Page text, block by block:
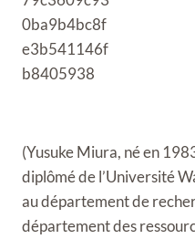
(Yusuke Miura, né en
diplômé de l’Université
au département de
département des